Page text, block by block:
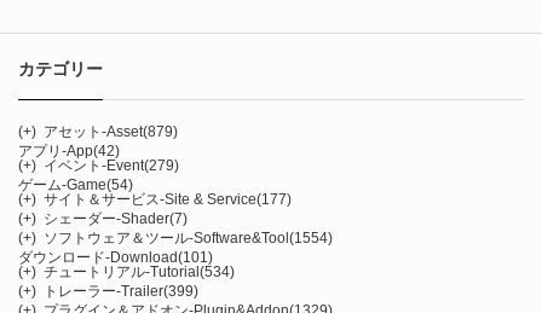
カテゴリー
(+) アセット-Asset(879)
アプリ-App(42)
(+) イベント-Event(279)
ゲーム-Game(54)
(+) サイト＆サービス-Site & Service(177)
(+) シェーダー-Shader(7)
(+) ソフトウェア＆ツール-Software&Tool(1554)
ダウンロード-Download(101)
(+) チュートリアル-Tutorial(534)
(+)
トレーラー-Trailer(399)